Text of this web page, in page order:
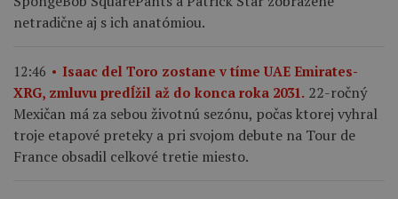
netradične aj s ich anatómiou.
12:46
Isaac del Toro zostane v tíme UAE Emirates-
XRG, zmluvu predĺžil až do konca roka 2031. 22-ročný
Mexičan má za sebou životnú sezónu, počas ktorej vyhral
troje etapové preteky a pri svojom debute na Tour de
France obsadil celkové tretie miesto.